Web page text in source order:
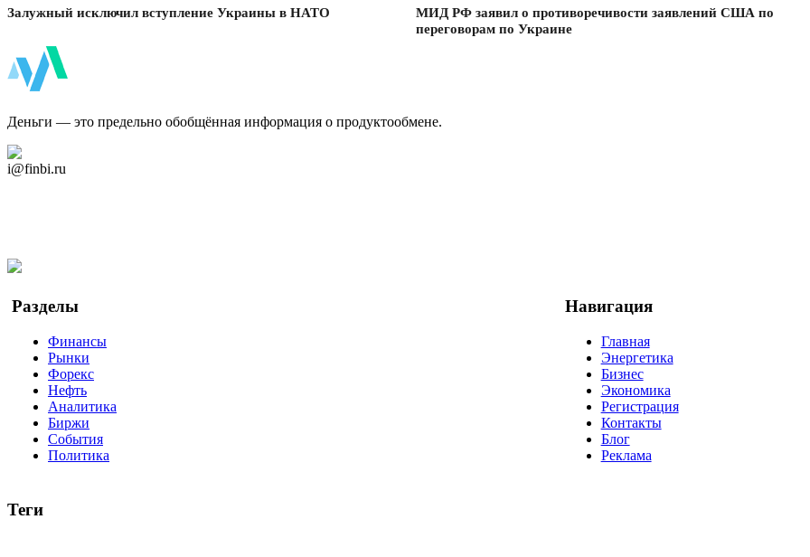
Залужный исключил вступление Украины в НАТО
МИД РФ заявил о противоречивости заявлений США по
переговорам по Украине
Деньги — это предельно обобщённая информация о продуктообмене.
i@finbi.ru
Разделы
Финансы
Рынки
Форекс
Нефть
Аналитика
Биржи
События
Политика
Навигация
Главная
Энергетика
Бизнес
Экономика
Регистрация
Контакты
Блог
Реклама
Теги